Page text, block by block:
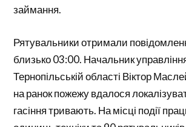
займання.
Рятувальники отримали
близько 03:00. Начальник
Тернопільській області Віктор
на ранок пожежу вдалося
гасіння тривають. На місці події